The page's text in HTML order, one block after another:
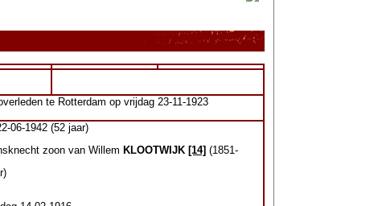
te Rotterdam op vrijdag 23-11-1923
06-1942 (52 jaar)
zoon van Willem KLOOTWIJK [14] (1851-